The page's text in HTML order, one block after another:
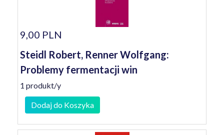
9,00 PLN
Steidl Robert, Renner Wolfgang:
Problemy fermentacji win
1 produkt/y
Dodaj do Koszyka